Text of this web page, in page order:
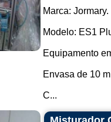
Marca: Jormary.
Modelo: ES1
Equipamento
Envasa de 10
C...